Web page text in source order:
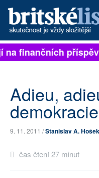
PŘIHLÁSIT
ARCHIV
finančních
Adieu,
demokracie
9. 11. 2011 /Stanislav A. Hošek
čas čtení 27 minut